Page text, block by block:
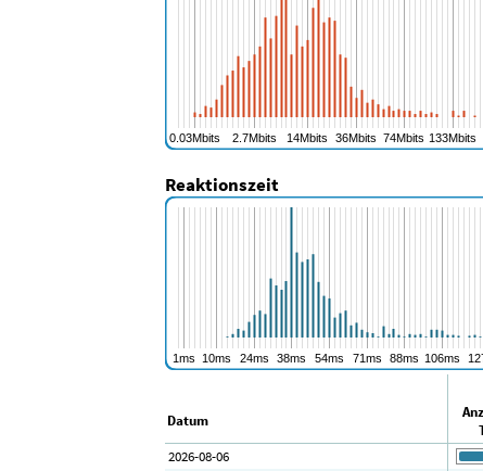
Reaktionszeit
Datum
2026-08-06